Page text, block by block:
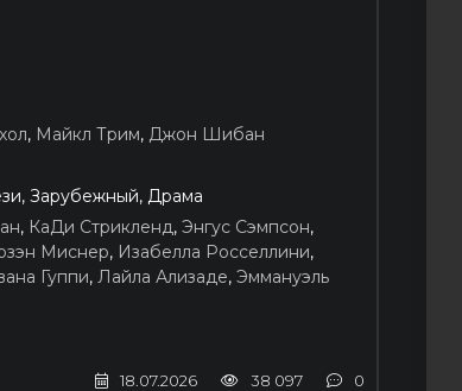
, Майкл Трим, Джон Шибан
Зарубежный, Драма
, КаДи Стрикленд, Энгус Сэмпсон,
Миснер, Изабелла Росселлини,
Гуппи, Лайла Ализаде, Эммануэль
18.07.2026 38 097 0